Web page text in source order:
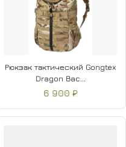
Рюкзак тактический Gongtex
Dragon Bac...
6 900 ₽